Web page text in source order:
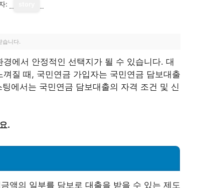
:
습니다.
에서 안정적인 선택지가 될 수 있습니다. 대
질 때, 국민연금 가입자는 국민연금 담보대출
에서는 국민연금 담보대출의 자격 조건 및 신
.
액의 일부를 담보로 대출을 받을 수 있는 제도